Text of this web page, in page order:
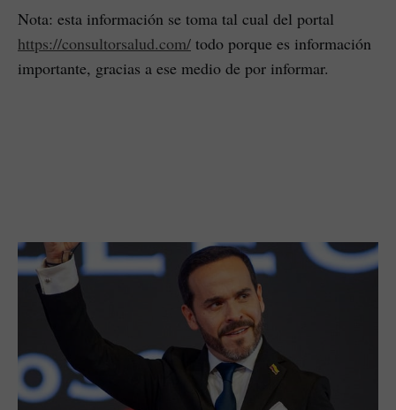
Nota: esta información se toma tal cual del portal
https://consultorsalud.com/ todo porque es información
importante, gracias a ese medio de por informar.